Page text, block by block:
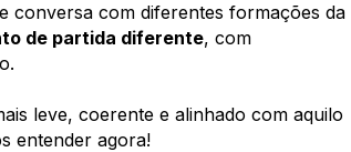
conversa com diferentes formações da
de partida diferente, com
leve, coerente e alinhado com aquilo
entender agora!